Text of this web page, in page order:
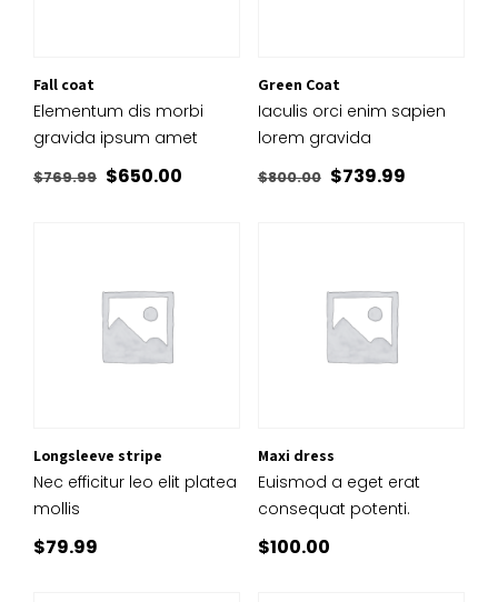
Fall coat
Elementum dis morbi
gravida ipsum amet
$769.99 Le
$769.99.
$650.00
Green Coat
Iaculis orci enim sapien
lorem gravida
$800.00 Le
$800.00.
$739.99Le
Longsleeve stripe
Nec efficitur leo elit platea
mollis
$79.99
Maxi dress
Euismod a eget erat
consequat potenti.
$100.00